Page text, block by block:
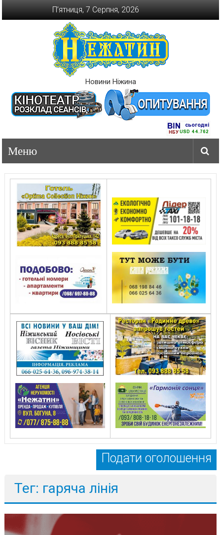
П’ятниця, 7 Серпня, 2026
Новини Ніжина
Подати оголошення
Тег: гаряча лінія